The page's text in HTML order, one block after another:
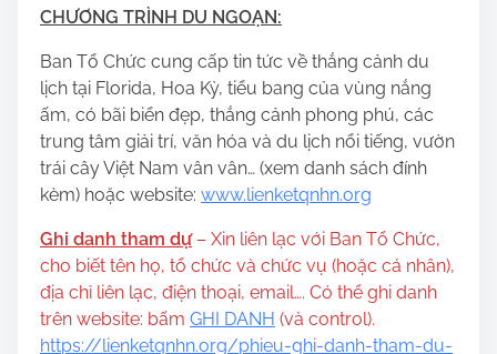
CHƯƠNG TRÌNH DU NGOẠN:
Ban Tổ Chức cung cấp tin tức về thắng cảnh du
lịch tại Florida, Hoa Kỳ, tiểu bang của vùng nắng
ấm, có bãi biển đẹp, thắng cảnh phong phú, các
trung tâm giải trí, văn hóa và du lịch nổi tiếng, vườn
trái cây Việt Nam vân vân… (xem danh sách đính
kèm) hoặc website: www.lienketqnhn.org
Ghi danh tham dự– Xin liên lạc với Ban Tổ Chức,
cho biết tên họ, tổ chức và chức vụ (hoặc cá nhân),
địa chỉ liên lạc, điện thoại, email…. Có thể ghi danh
trên website: bấm GHI DANH (và control).
https://lienketqnhn.org/phieu-ghi-danh-tham-du-